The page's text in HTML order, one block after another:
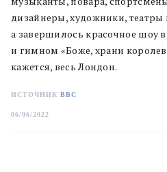
дизайнеры, художники,
а завершилось красочное шоу
и гимном «Боже, храни
кажется, весь Лондон.
ИСТОЧНИК BBC
06/06/2022